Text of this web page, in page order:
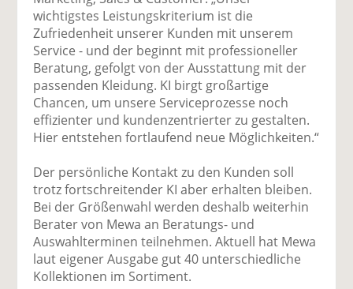
wichtigstes Leistungskriterium ist die
Zufriedenheit unserer Kunden mit unserem
Service - und der beginnt mit professioneller
Beratung, gefolgt von der Ausstattung mit der
passenden Kleidung. KI birgt großartige
Chancen, um unsere Serviceprozesse noch
effizienter und kundenzentrierter zu gestalten.
Hier entstehen fortlaufend neue Möglichkeiten.“
Der persönliche Kontakt zu den Kunden soll
trotz fortschreitender KI aber erhalten bleiben.
Bei der Größenwahl werden deshalb weiterhin
Berater von Mewa an Beratungs- und
Auswahlterminen teilnehmen. Aktuell hat Mewa
laut eigener Ausgabe gut 40 unterschiedliche
Kollektionen im Sortiment.